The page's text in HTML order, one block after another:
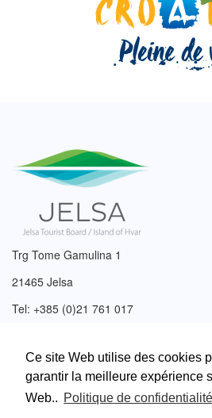
Ce site Web utilise des cookies
garantir la meilleure expérience
Web.. Politique de
Trg Tome Gamulina 1
21465 Jelsa
Tel: +385 (0)21 761 017